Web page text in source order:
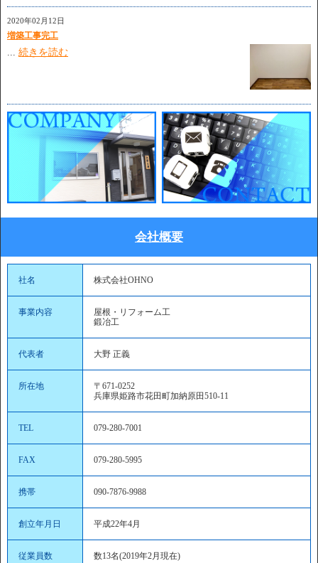
2020年02月12日
増築工事完工
続きを読む
会社概要
社名 株式会社OHNO
事業内容
屋根・リフォーム工
鍛冶工
代表者 大野 正義
所在地
〒671-0252
兵庫県姫路市花田町加納原田510-11
TEL 079-280-7001
FAX 079-280-5995
携帯 090-7876-9988
創立年月日 平成22年4月
従業員数 数13名(2019年2月現在)